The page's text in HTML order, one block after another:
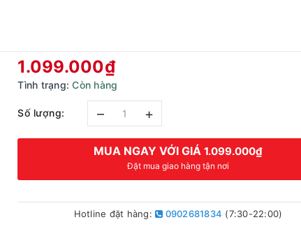
1.099.000₫
Tình trạng: Còn hàng
Số lượng: – +
MUA NGAY VỚI GIÁ 1.099.000₫
Đặt mua giao hàng tận nơi
Hotline đặt hàng: 0902681834 (7:30-22:00)